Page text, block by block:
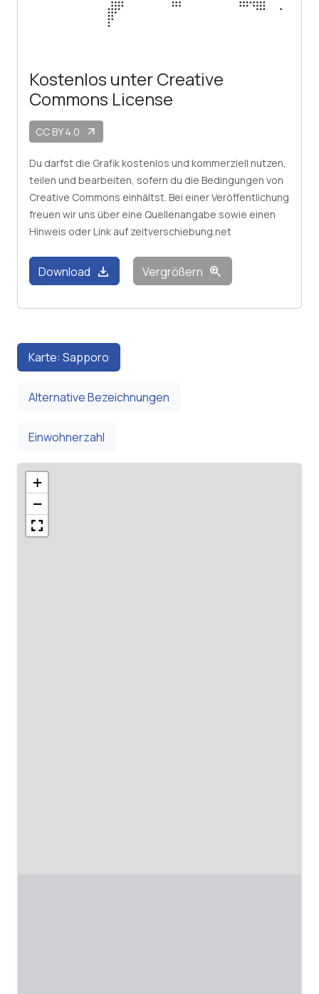
Kostenlos unter Creative
Commons License
CC BY 4.0 arrow_outward
Du darfst die Grafik kostenlos und kommerziell nutzen,
teilen und bearbeiten, sofern du die Bedingungen von
Creative Commons einhältst. Bei einer Veröffentlichung
freuen wir uns über eine Quellenangabe sowie einen
Hinweis oder Link auf zeitverschiebung.net
Download download Vergrößern zoom_in
Karte: Sapporo
Alternative Bezeichnungen
Einwohnerzahl
+
−